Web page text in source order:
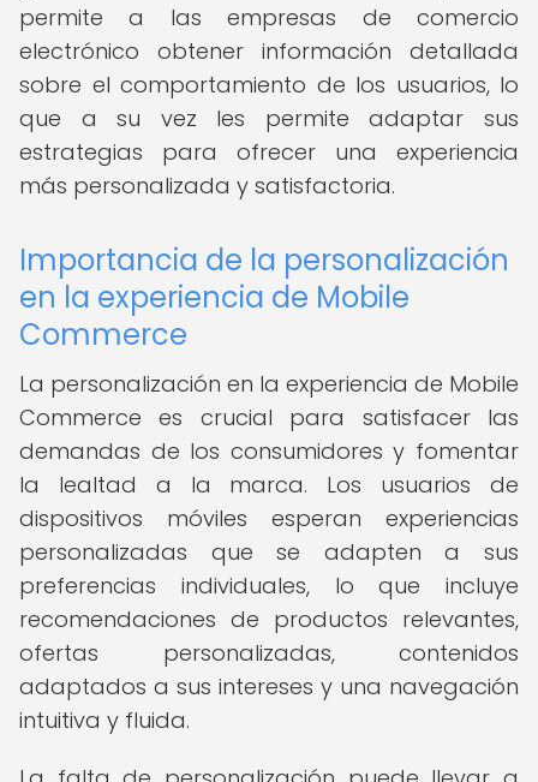
permite a las empresas de comercio
electrónico obtener información detallada
sobre el comportamiento de los usuarios, lo
que a su vez les permite adaptar sus
estrategias para ofrecer una experiencia
más personalizada y satisfactoria.
Importancia de la personalización
en la experiencia de Mobile
Commerce
La personalización en la experiencia de Mobile
Commerce es crucial para satisfacer las
demandas de los consumidores y fomentar
la lealtad a la marca. Los usuarios de
dispositivos móviles esperan experiencias
personalizadas que se adapten a sus
preferencias individuales, lo que incluye
recomendaciones de productos relevantes,
ofertas personalizadas, contenidos
adaptados a sus intereses y una navegación
intuitiva y fluida.